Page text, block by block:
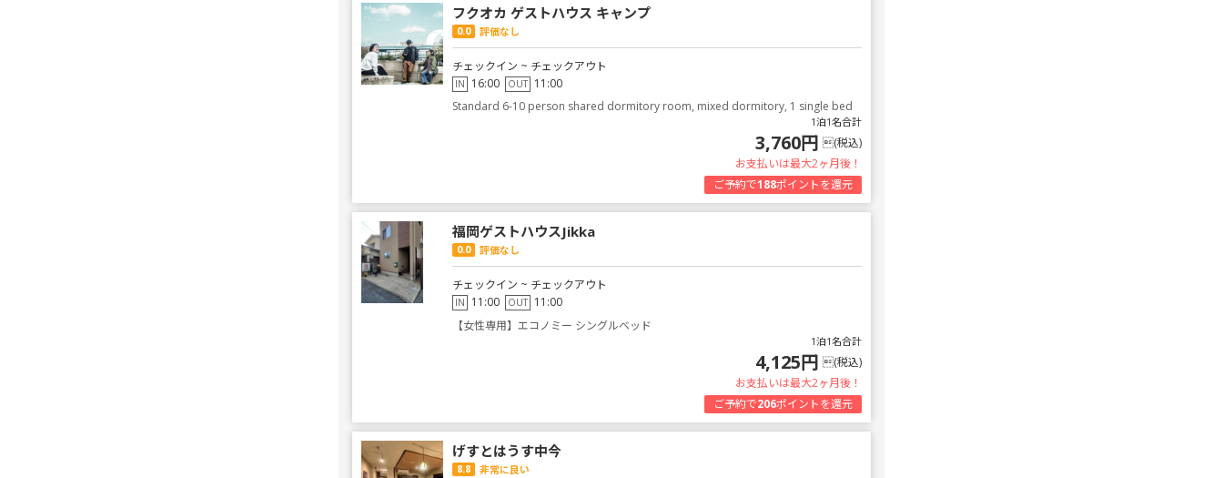
フクオカ ゲストハウス キャンプ
0.0 評価なし
チェックイン ~ チェックアウト
IN 16:00 OUT 11:00
Standard 6-10 person shared dormitory room, mixed dormitory, 1 single bed
1泊1名合計
3,760円 (税込)
お支払いは最大2ヶ月後！
ご予約で188ポイントを還元
福岡ゲストハウスJikka
0.0 評価なし
チェックイン ~ チェックアウト
IN 11:00 OUT 11:00
【女性専用】エコノミー シングルベッド
1泊1名合計
4,125円 (税込)
お支払いは最大2ヶ月後！
ご予約で206ポイントを還元
げすとはうす中今
8.8 非常に良い